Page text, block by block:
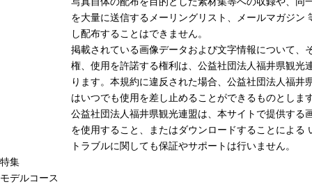
を大量に送信するメーリングリスト、メールマガジン
し配布することはできません。
掲載されている画像データおよび文字情報について、
権、使用を許諾する権利は、公益社団法人福井県観光
ります。本規約に違反された場合、公益社団法人福井
はいつでも使用を差し止めることができるものとしま
公益社団法人福井県観光連盟は、本サイトで提供する
を使用すること、またはダウンロードすることによる
トラブルに関しても保証やサポートは行いません。
特集
モデルコース